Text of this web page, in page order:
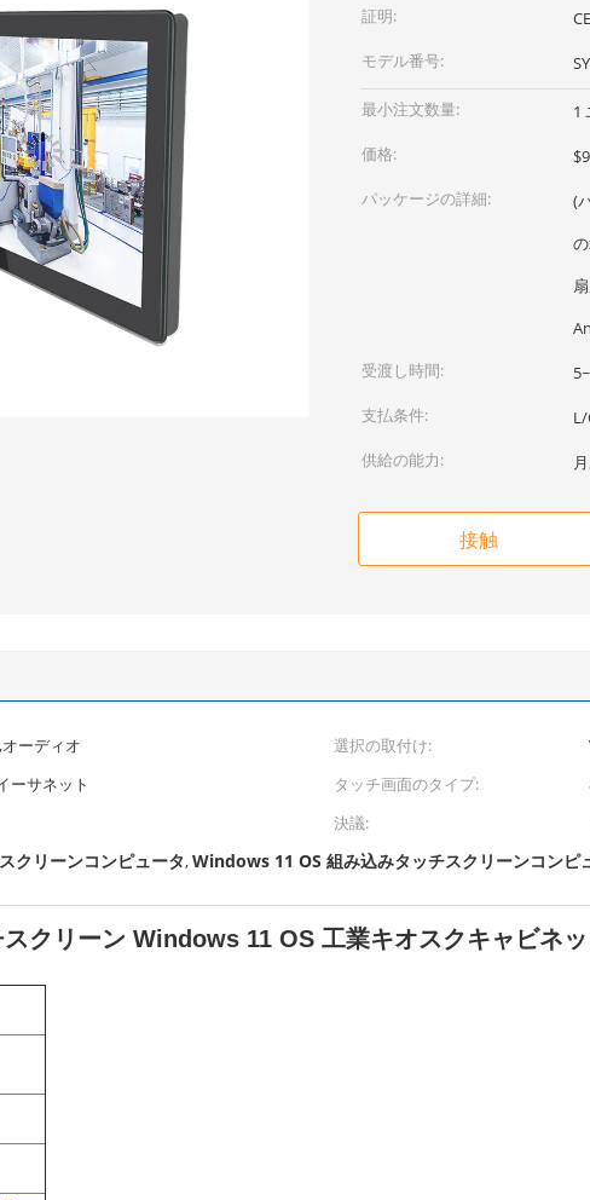
証明:
モデル番号:
最小注文数量:
1
価格:
パッケージの詳細:
(
受渡し時間:
支払条件:
供給の能力:
接触
ーディオ 選択の取付け:
ーサネット タッチ画面のタイプ:
決議:
クリーンコンピュータ,Windows 11 OS 組み込みタッチスクリーンコンピ
クリーン Windows 11 OS 工業キオスクキャビネッ